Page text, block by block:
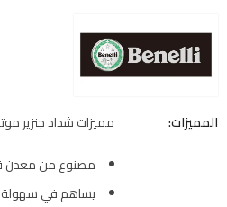
المميزات:
مميزات شداد جنزير
مصنوع من معدن
يساهم في سهولة